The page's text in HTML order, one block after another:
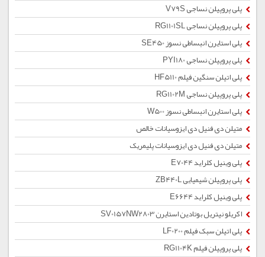
پلی پروپیلن نساجی V79S
پلی پروپیلن نساجی RG1101SL
پلی استایرن انبساطی نسوز SE450
پلی پروپیلن نساجی PYI180
پلی اتیلن سنگین فیلم HF5110
پلی پروپیلن نساجی RG1102M
پلی استایرن انبساطی نسوز W500
متیلن دی فنیل دی ایزوسیانات خالص
متیلن دی فنیل دی ایزوسیانات پلیمریک
پلی وینیل کلراید E7044
پلی پروپیلن شیمیایی ZB440L
پلی وینیل کلراید E6644
اکریلو نیتریل بوتادین استایرن SV0157NW2803
پلی اتیلن سبک فیلم LF0200
پلی پروپیلن فیلم RG1104K